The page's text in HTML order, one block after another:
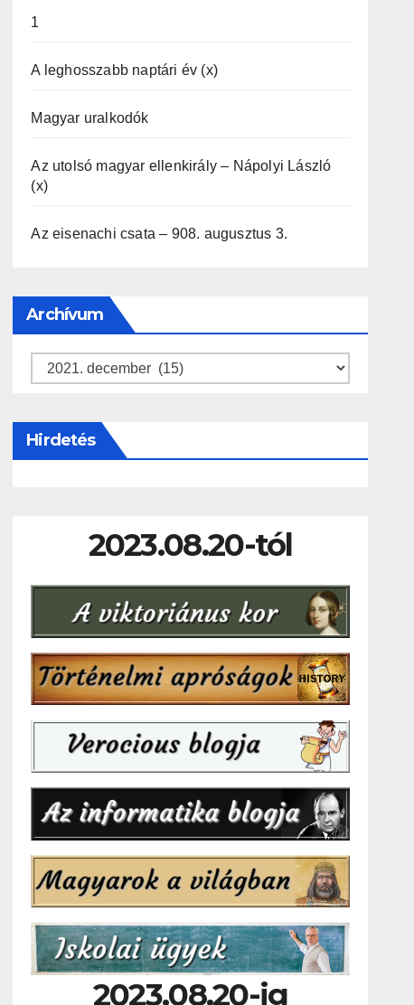
1
A leghosszabb naptári év (x)
Magyar uralkodók
Az utolsó magyar ellenkirály – Nápolyi László
(x)
Az eisenachi csata – 908. augusztus 3.
Archívum
Archívum
Hirdetés
2023.08.20-tól
2023.08.20-ig